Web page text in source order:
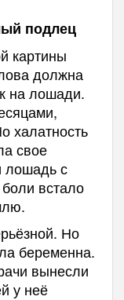
подлец
картины
должна
на лошади.
халатность
свое
лошадь с
встало
Но
беременна.
вынесли
у неё